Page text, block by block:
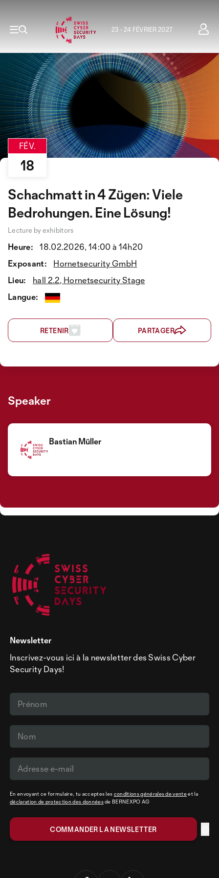
23 - 24 FÉVRIER 2027
FÉV.
18
Schachmatt in 4 Zügen: Viele
Bedrohungen. Eine Lösung!
Lecture by exhibitors
Heure:
18.02.2026, 14:00 à 14h20
Exposant:
Hornetsecurity GmbH
Lieu:
hall 2.2, Hornetsecurity Stage
Langue:
RETENIR PARTAGER
Speaker
Bastian Müller
Newsletter
Inscrivez-vous ici à la newsletter des Swiss Cyber
Security Days!
En envoyant ce formulaire, tu acceptes les conditions générales de venteet la
déclaration de protection des donnéesde BERNEXPO AG